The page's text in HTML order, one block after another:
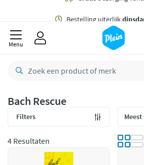
Bestelling uiterlijkdinsdag
retourneren
Betaal met Klarna
Menu
Bach Rescue
Filters
4 Resultaten